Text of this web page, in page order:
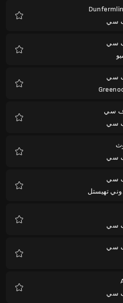
سي
سي
سي
سي
سي
سي
سي
تهيستل
سي
سي
سي